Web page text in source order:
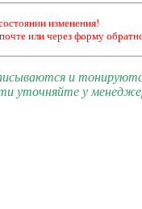
изменения!
или через форму
и
уточняйте у